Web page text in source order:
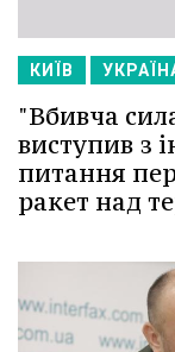
КИЇВ
"Вбивча
виступив з
питання
ракет над